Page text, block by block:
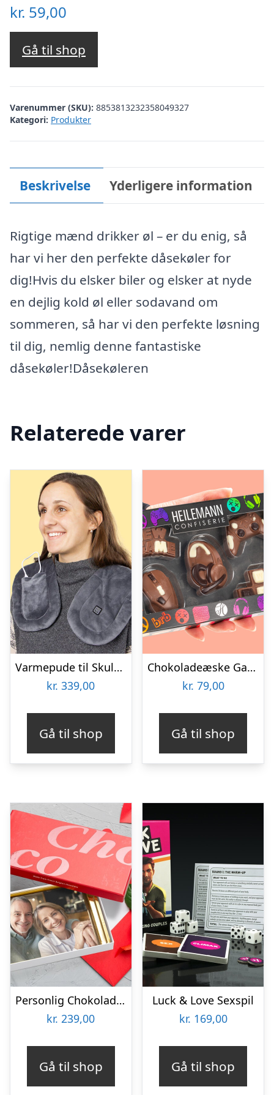
kr. 59,00
Gå til shop
Varenummer (SKU): 8853813232358049327
Kategori: Produkter
Beskrivelse Yderligere information
Rigtige mænd drikker øl – er du enig, så
har vi her den perfekte dåsekøler for
dig!Hvis du elsker biler og elsker at nyde
en dejlig kold øl eller sodavand om
sommeren, så har vi den perfekte løsning
til dig, nemlig denne fantastiske
dåsekøler!Dåsekøleren
Relaterede varer
Varmepude til Skuldre og Ryg – Zenkuru
kr. 339,00
Gå til shop
Chokoladeæske Gaming
kr. 79,00
Gå til shop
Personlig Chokoladeplade med Billede
kr. 239,00
Gå til shop
Luck & Love Sexspil
kr. 169,00
Gå til shop